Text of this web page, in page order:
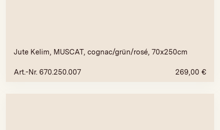
Jute Kelim, MUSCAT, cognac/grün/rosé, 70x250cm
Art.-Nr. 670.250.007 269,00 €